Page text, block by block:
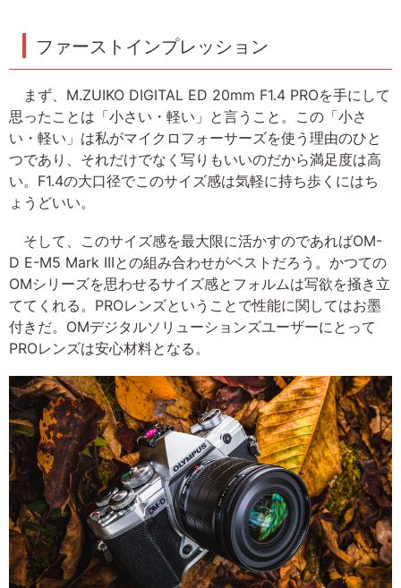
ファーストインプレッション
まず、M.ZUIKO DIGITAL ED 20mm F1.4 PROを手にして
思ったことは「小さい・軽い」と言うこと。この「小さ
い・軽い」は私がマイクロフォーサーズを使う理由のひと
つであり、それだけでなく写りもいいのだから満足度は高
い。F1.4の大口径でこのサイズ感は気軽に持ち歩くにはち
ょうどいい。
そして、このサイズ感を最大限に活かすのであればOM-
D E-M5 Mark IIIとの組み合わせがベストだろう。かつての
OMシリーズを思わせるサイズ感とフォルムは写欲を掻き立
ててくれる。PROレンズということで性能に関してはお墨
付きだ。OMデジタルソリューションズユーザーにとって
PROレンズは安心材料となる。